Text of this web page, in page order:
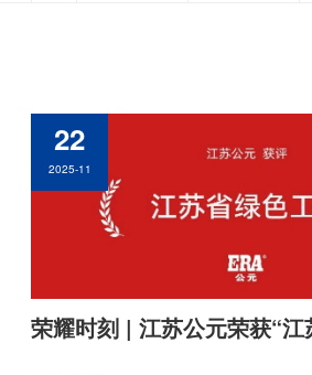
22
2025-11
荣耀时刻 | 江苏公元荣获“